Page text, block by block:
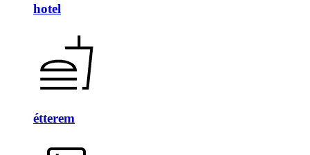
hotel
étterem